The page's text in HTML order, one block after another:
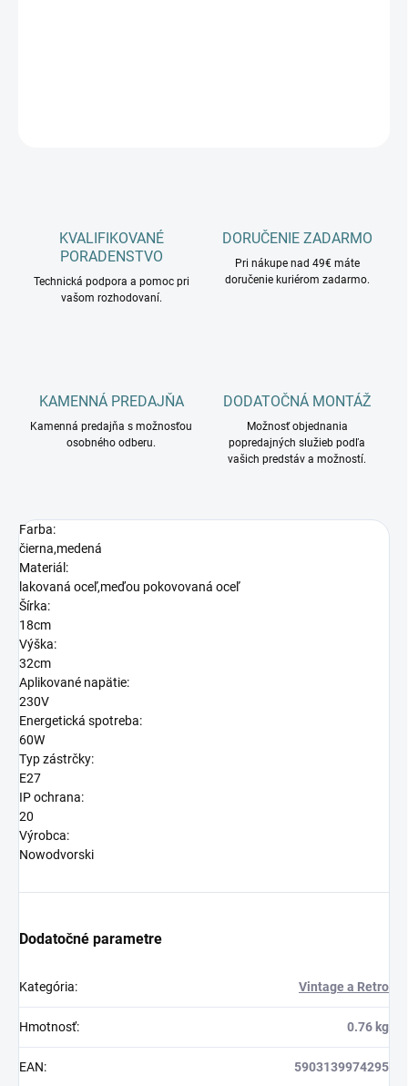
KVALIFIKOVANÉ
PORADENSTVO
Technická podpora a pomoc pri
vašom rozhodovaní.
DORUČENIE ZADARMO
Pri nákupe nad 49€ máte
doručenie kuriérom zadarmo.
KAMENNÁ PREDAJŇA
Kamenná predajňa s možnosťou
osobného odberu.
DODATOČNÁ MONTÁŽ
Možnosť objednania
popredajných služieb podľa
vašich predstáv a možností.
Farba:
čierna,medená
Materiál:
lakovaná oceľ,meďou pokovovaná oceľ
Šírka:
18cm
Výška:
32cm
Aplikované napätie:
230V
Energetická spotreba:
60W
Typ zástrčky:
E27
IP ochrana:
20
Výrobca:
Nowodvorski
Dodatočné parametre
Kategória: Vintage a Retro
Hmotnosť: 0.76 kg
EAN: 5903139974295